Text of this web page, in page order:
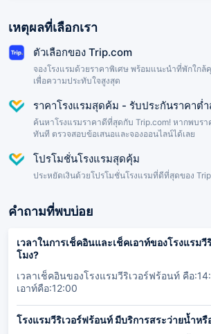
เหตุผลที่เลือกเรา
ตัวเลือกของ Trip.com
จองโรงแรมด้วยราคาพิเศษ พร้อมแนะนำที่พักใก
เพื่อความประทับใจสูงสุด
ราคาโรงแรมสุดค้ม - รับประกันราคาต่
ค้นหาโรงแรมราคาดีที่สุดกับ Trip.com! หากพบรา
ทันที ตรวจสอบข้อเสนอและจองออนไลน์ได้เลย
โปรโมชั่นโรงแรมสุดคุ้ม
ประหยัดเงินด้วยโปรโมชั่นโรงแรมที่ดีที่สุดของ
คำถามที่พบบ่อย
เวลาในการเช็คอินและเช็คเอาท์ของโรงแรมวี
โมง?
เวลาเช็คอินของโรงแรมวีริเวอร์ฟร้อนท์ คือ
เอาท์คือ:12:00
โรงแรมวีริเวอร์ฟร้อนท์ มีบริการสระว่ายน้ำหรื